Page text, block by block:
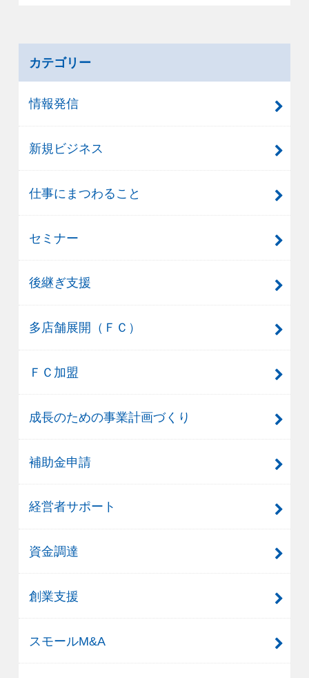
カテゴリー
情報発信
新規ビジネス
仕事にまつわること
セミナー
後継ぎ支援
多店舗展開（ＦＣ）
ＦＣ加盟
成長のための事業計画づくり
補助金申請
経営者サポート
資金調達
創業支援
スモールM&A